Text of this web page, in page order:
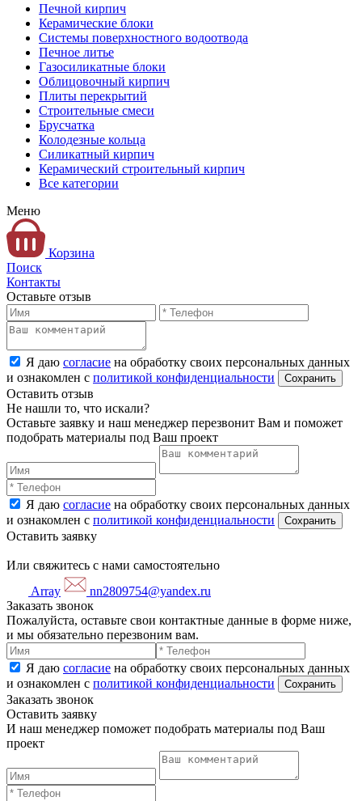
Печной кирпич
Керамические блоки
Системы поверхностного водоотвода
Печное литье
Газосиликатные блоки
Облицовочный кирпич
Плиты перекрытий
Строительные смеси
Брусчатка
Колодезные кольца
Силикатный кирпич
Керамический строительный кирпич
Все категории
Меню
Корзина
Поиск
Контакты
Оставьте отзыв
Я даю согласие на обработку своих персональных данных
и ознакомлен с политикой конфиденциальности
Оставить отзыв
Не нашли то, что искали?
Оставьте заявку и наш менеджер перезвонит Вам и поможет
подобрать материалы под Ваш проект
Я даю согласие на обработку своих персональных данных
и ознакомлен с политикой конфиденциальности
Оставить заявку
Или свяжитесь с нами самостоятельно
Array
nn2809754@yandex.ru
Заказать звонок
Пожалуйста, оставьте свои контактные данные в форме ниже,
и мы обязательно перезвоним вам.
Я даю согласие на обработку своих персональных данных
и ознакомлен с политикой конфиденциальности
Заказать звонок
Оставить заявку
И наш менеджер поможет подобрать материалы под Ваш
проект